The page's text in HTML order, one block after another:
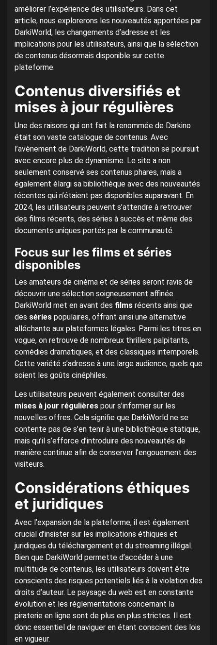
améliorer l’expérience des utilisateurs. Dans cet
article, nous explorerons les nouveautés apportées par
DarkiWorld, les changements d’adresse et les
implications pour les utilisateurs, ainsi que la sélection
de contenus désormais disponible sur cette
plateforme.
Contenus diversifiés et
mises à jour régulières
Une des raisons qui ont fait la renommée de Darkino
était son vaste catalogue de contenus. Avec
l’avènement de DarkiWorld, cette tradition se poursuit
avec encore plus de dynamisme. Le site a non
seulement conservé ses contenus phares, mais a
également élargi sa bibliothèque avec des nouveautés
récentes qui n’étaient pas disponibles auparavant. En
2024, les utilisateurs peuvent s’attendre à retrouver
des films récents, des séries à succès et même des
documents uniques portés par la communauté.
Focus sur les films et séries
disponibles
Les amateurs de cinéma et de séries seront ravis de
découvrir une sélection soigneusement affinée.
DarkiWorld met en avant des films récents ainsi que
des séries populaires, offrant ainsi une alternative
alléchante aux plateformes légales. Parmi les titres en
vogue, on retrouve de nombreux thrillers palpitants,
comédies dramatiques, et des classiques intemporels.
Cette variété s’adresse à une large audience, quels que
soient les goûts cinéphiles.
Les utilisateurs peuvent également consulter des
mises à jour régulières pour s’informer sur les
nouvelles offres. Cela signifie que DarkiWorld ne se
contente pas de s’en tenir à une bibliothèque statique,
mais qu’il s’efforce d’introduire des nouveautés de
manière continue afin de conserver l’engouement des
visiteurs.
Considérations éthiques
et juridiques
Avec l’expansion de la plateforme, il est également
crucial d’insister sur les implications éthiques et
juridiques du téléchargement et du streaming illégal.
Bien que DarkiWorld permette d’accéder à une
multitude de contenus, les utilisateurs doivent être
conscients des risques potentiels liés à la violation des
droits d’auteur. Le paysage du web est en constante
évolution et les réglementations concernant la
piraterie en ligne sont de plus en plus strictes. Il est
donc essentiel de naviguer en étant conscient des lois
en vigueur.